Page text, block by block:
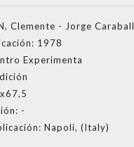
Clemente - Jorge
1978
Experimenta
-
Napoli, (Italy)